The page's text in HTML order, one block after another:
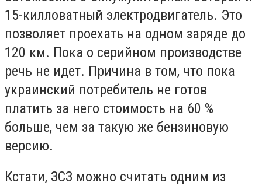
15-килловатный электродвигатель. Это
позволяет проехать на одном заряде до
120 км. Пока о серийном производстве
речь не идет. Причина в том, что пока
украинский потребитель не готов
платить за него стоимость на 60 %
больше, чем за такую же бензиновую
версию.
Кстати, ЗСЗ можно считать одним из